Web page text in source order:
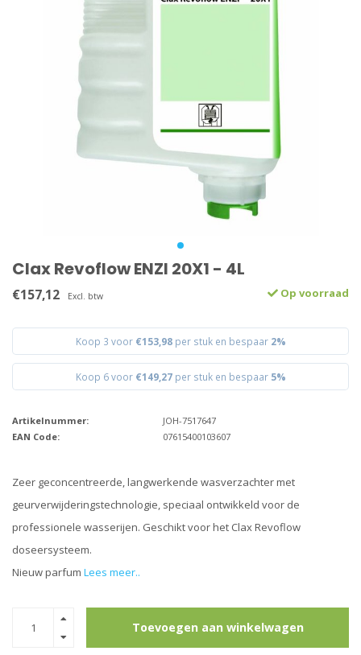
Clax Revoflow ENZI 20X1 - 4L
€157,12 Excl. btw Op voorraad
Koop 3 voor €153,98per stuk en bespaar 2%
Koop 6 voor €149,27per stuk en bespaar 5%
Artikelnummer:
JOH-7517647
EAN Code:
07615400103607
Zeer geconcentreerde, langwerkende wasverzachter met
geurverwijderingstechnologie, speciaal ontwikkeld voor de
professionele wasserijen. Geschikt voor het Clax Revoflow
doseersysteem.
Nieuw parfum Lees meer..
Toevoegen aan winkelwagen